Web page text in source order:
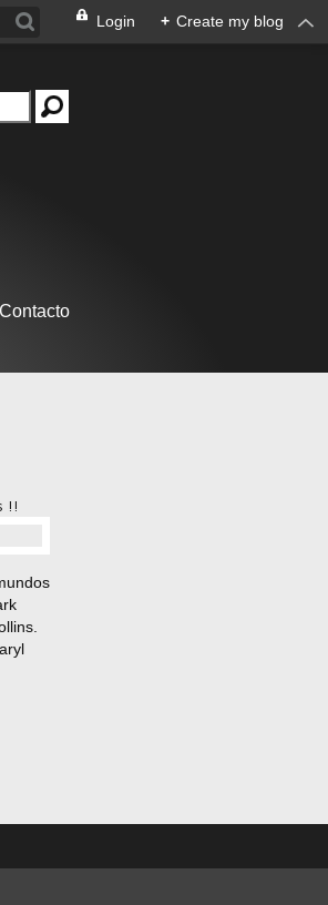
Login + Create my blog
Contacto
!!